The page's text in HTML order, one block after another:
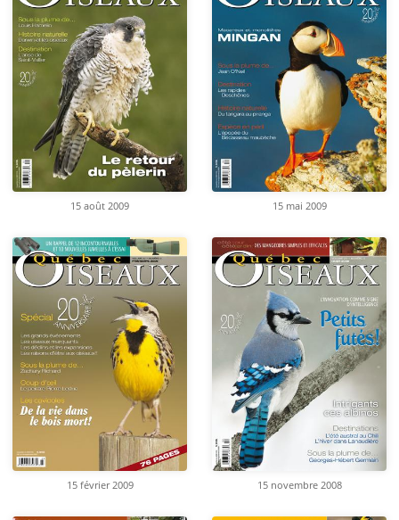
15 août 2009 15 mai 2009
15 février 2009 15 novembre 2008